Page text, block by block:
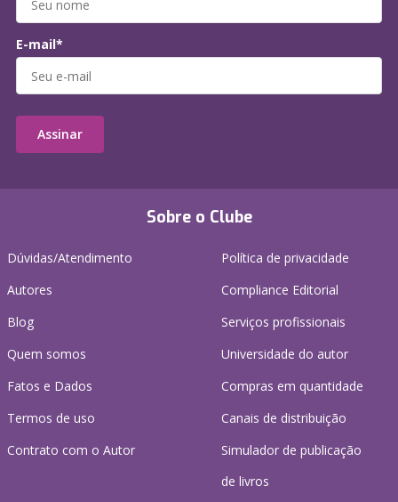
Sobre o Clube
Dúvidas/Atendimento
Autores
Blog
Quem somos
Fatos e Dados
Termos de uso
Contrato com o Autor
Política de privacidade
Compliance Editorial
Serviços profissionais
Universidade do autor
Compras em quantidade
Canais de distribuição
Simulador de publicação
de livros
E-mail*
Assinar